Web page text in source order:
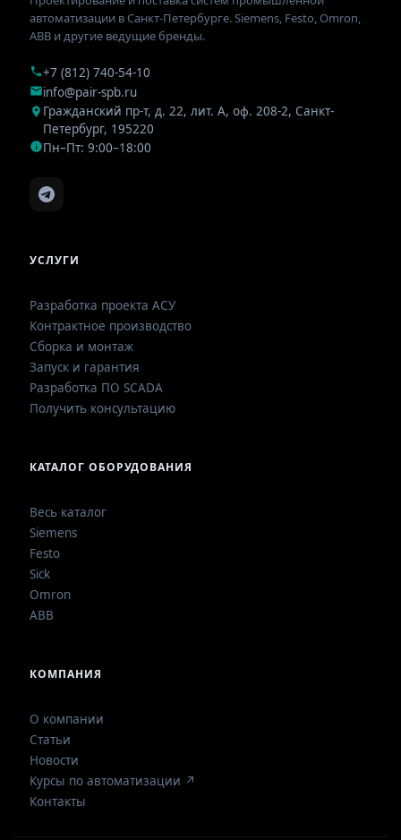
автоматизации в Санкт-Петербурге. Siemens, Festo, Omron,
ABB и другие ведущие бренды.
+7 (812) 740-54-10
info@pair-spb.ru
Гражданский пр-т, д. 22, лит. А, оф. 208-2, Санкт-
Петербург, 195220
Пн–Пт: 9:00–18:00
УСЛУГИ
Разработка проекта АСУ
Контрактное производство
Сборка и монтаж
Запуск и гарантия
Разработка ПО SCADA
Получить консультацию
КАТАЛОГ ОБОРУДОВАНИЯ
Весь каталог
Siemens
Festo
Sick
Omron
ABB
КОМПАНИЯ
О компании
Статьи
Новости
Курсы по автоматизации ↗
Контакты